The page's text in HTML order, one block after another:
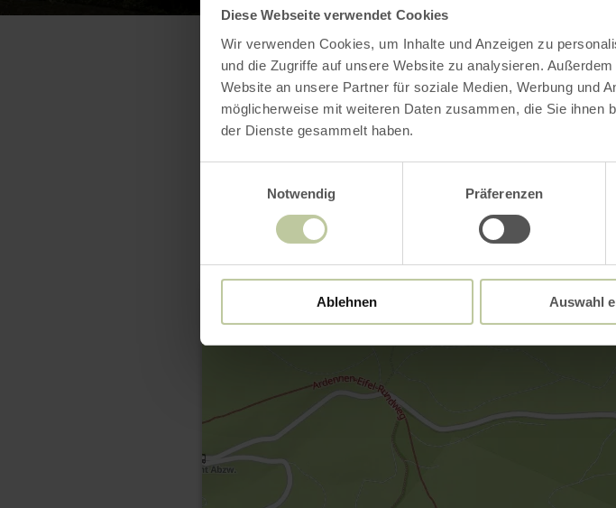
Diese Webseite verwendet Cookies
Wir verwenden Cookies, um Inhalte und Anzeigen zu
und die Zugriffe auf unsere Website zu analysieren.
Website an unsere Partner für soziale Medien, Werbung und
möglicherweise mit weiteren Daten zusammen, die Sie ihnen
der Dienste gesammelt haben.
Notwendig
Präferenzen
Ablehnen Auswahl
Galerie